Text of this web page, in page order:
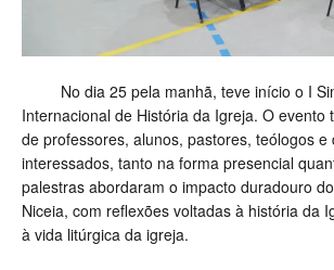
No dia 25 pela manhã, teve início o I
Internacional de História da Igreja. O evento
de professores, alunos, pastores, teólogos e
interessados, tanto na forma presencial
palestras abordaram o impacto duradouro
Niceia, com reflexões voltadas à história da
à vida litúrgica da igreja.